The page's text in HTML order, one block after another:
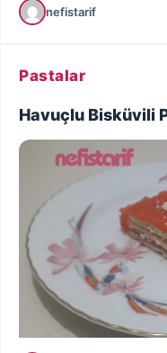
nefistarif
Pastalar
Havuçlu Bisküvili